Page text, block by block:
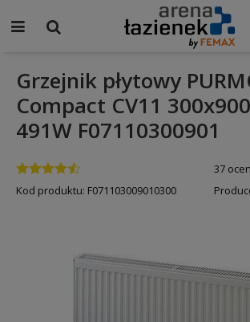
Grzejnik płytowy
Compact CV11
491W F07110300901
37 ocen
Kod produktu: F071103009010300